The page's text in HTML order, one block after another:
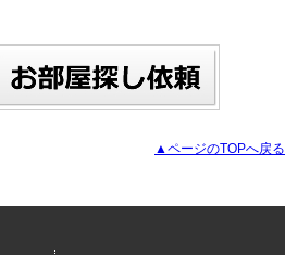
▲ページのTOPへ戻る